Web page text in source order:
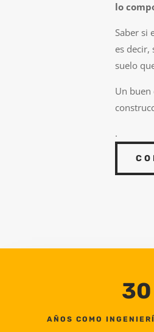
lo
Saber si
es decir,
suelo
Un buen
.
30
AÑOS COMO